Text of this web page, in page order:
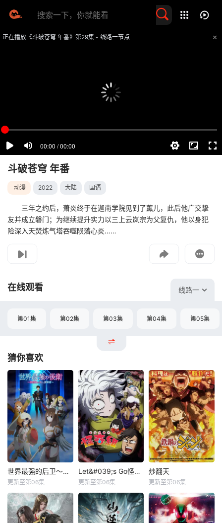
正在播放《斗破苍穹 年番》第29集 - 线路一节点
斗破苍穹 年番
动漫 2022 大陆 国语
三年之约后，萧炎终于在迦南学院见到了薰儿，此后他广交挚
友并成立磐门；为继续提升实力以三上云岚宗为父复仇，他以身犯
险深入天焚炼气塔吞噬陨落心炎……
如遇无法播放请提交给我们
在线观看 线路一
第01集 第02集 第03集 第04集 第05集
猜你喜欢
世界最强的后卫～迷宫国的新人探索者～
更新至第06集
Let&#039;s Go怪奇组
更新至第06集
炒翻天
更新至第06集